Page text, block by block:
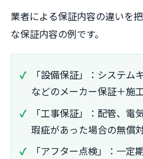
業者による保証内容の違いを
な保証内容の例です。
「設備保証」：システム
などのメーカー保証＋施
「工事保証」：配管、電
瑕疵があった場合の無償
「アフター点検」：一定